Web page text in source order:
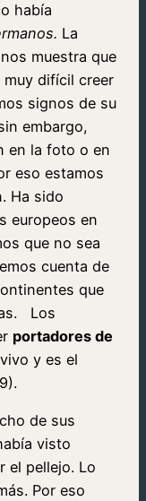
había
La
muestra que
muy difícil creer
signos de su
embargo,
en la foto o en
eso estamos
Ha sido
europeos en
que no sea
cuenta de
que
Los
portadores de
y es el
de sus
visto
el pellejo. Lo
Por eso